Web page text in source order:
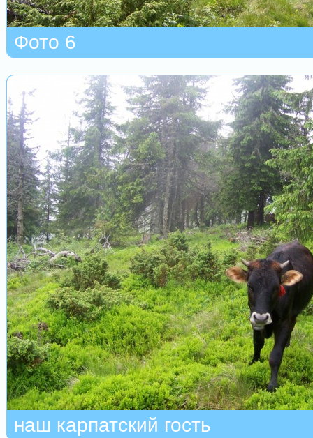
Фото 6
наш карпатский гость